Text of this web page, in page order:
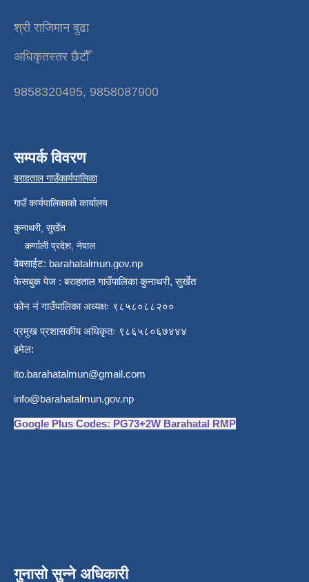
श्री राजिमान बुढा
अधिकृतस्तर छैटौँ
9858320495, 9858087900
सम्पर्क विवरण
बराहताल गाउँकार्यपालिका
गाउँ कार्यपालिकाको कार्यालय
कुनाथरी, सुर्खेत
कर्णाली प्रदेश, नेपाल
वेबसाईट: barahatalmun.gov.np
फेसबुक पेज : बराहताल गाउँपालिका कुनाथरी, सुर्खेत
फोन नं गाउँपालिका अध्यक्षः ९८५८०८८२००
प्रमुख प्रशासकीय अधिकृतः ९८६५८०६७४४४
इमेल:
ito.barahatalmun@gmail.com
info@barahatalmun.gov.np
Google Plus Codes: PG73+2W Barahatal RMP
गुनासो सुन्ने अधिकारी